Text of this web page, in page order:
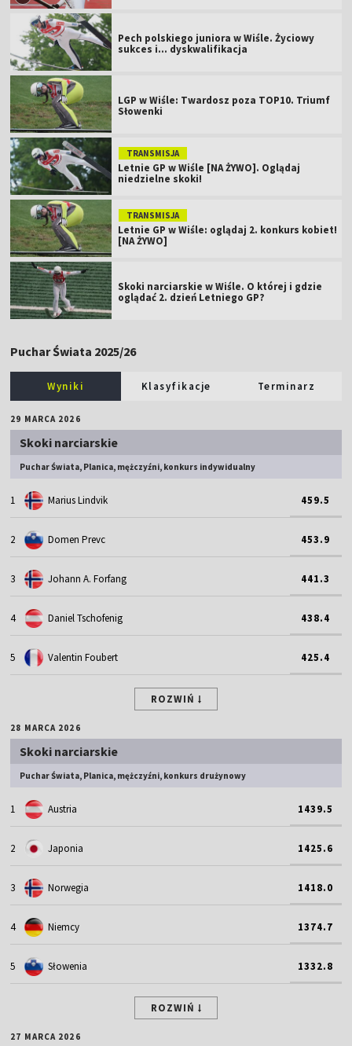
Pech polskiego juniora w Wiśle. Życiowy
sukces i... dyskwalifikacja
LGP w Wiśle: Twardosz poza TOP10. Triumf
Słowenki
TRANSMISJA
Letnie GP w Wiśle [NA ŻYWO]. Oglądaj
niedzielne skoki!
TRANSMISJA
Letnie GP w Wiśle: oglądaj 2. konkurs kobiet!
[NA ŻYWO]
Skoki narciarskie w Wiśle. O której i gdzie
oglądać 2. dzień Letniego GP?
Puchar Świata 2025/26
Wyniki Klasyfikacje Terminarz
29 MARCA 2026
Skoki narciarskie
Puchar Świata, Planica, mężczyźni, konkurs indywidualny
1 Marius Lindvik 459.5
2 Domen Prevc 453.9
3 Johann A. Forfang 441.3
4 Daniel Tschofenig 438.4
5 Valentin Foubert 425.4
ROZWIŃ
28 MARCA 2026
Skoki narciarskie
Puchar Świata, Planica, mężczyźni, konkurs drużynowy
1 Austria 1439.5
2 Japonia 1425.6
3 Norwegia 1418.0
4 Niemcy 1374.7
5 Słowenia 1332.8
ROZWIŃ
27 MARCA 2026